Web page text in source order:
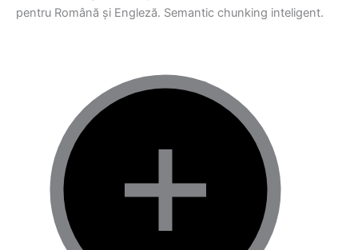
pentru Română și Engleză. Semantic chunking inteligent.